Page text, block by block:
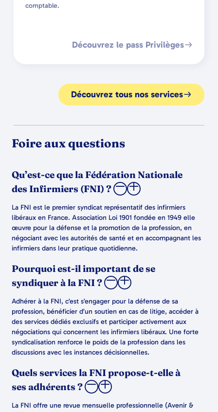
comptable.
Découvrez le pass Privilèges
Découvrez tous nos services
Foire aux questions
Qu’est-ce que la Fédération Nationale
des Infirmiers (FNI) ?
La FNI est le premier syndicat représentatif des infirmiers
libéraux en France. Association Loi 1901 fondée en 1949 elle
œuvre pour la défense et la promotion de la profession, en
négociant avec les autorités de santé et en accompagnant les
infirmiers dans leur pratique quotidienne.
Pourquoi est-il important de se
syndiquer à la FNI ?
Adhérer à la FNI, c’est s’engager pour la défense de sa
profession, bénéficier d’un soutien en cas de litige, accéder à
des services dédiés exclusifs et participer activement aux
négociations qui concernent les infirmiers libéraux. Une forte
syndicalisation renforce le poids de la profession dans les
discussions avec les instances décisionnelles.
Quels services la FNI propose-t-elle à
ses adhérents ?
La FNI offre une revue mensuelle professionnelle (Avenir &